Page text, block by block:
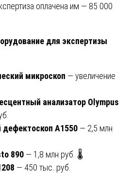
оплачена им — 85 000
для экспертизы
микроскоп — увеличение
анализатор Olympus
дефектоскоп A1550 — 2,5 млн
890 — 1,8 млн руб. 🌡️
— 450 тыс. руб.